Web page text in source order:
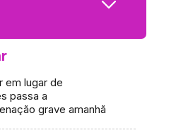
em lugar de
passa a
grave amanhã